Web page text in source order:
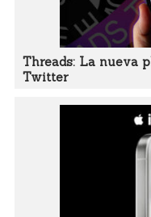
Threads: La nueva
Twitter